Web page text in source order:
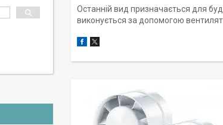
Останній вид призначається для
виконується за допомогою